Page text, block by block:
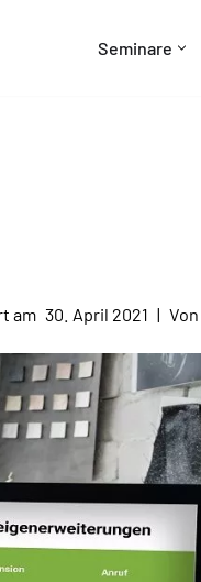
Seminare
30. April 2021 Von